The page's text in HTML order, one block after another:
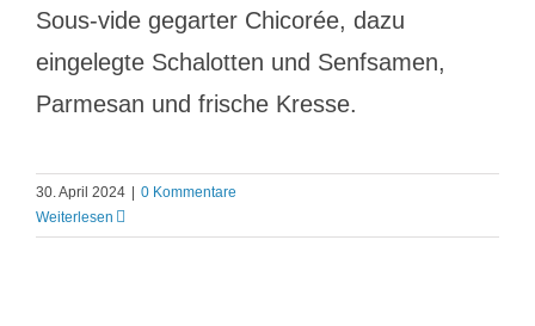
Sous-vide gegarter Chicorée, dazu
eingelegte Schalotten und Senfsamen,
Parmesan und frische Kresse.
30. April 2024 | 0 Kommentare
Weiterlesen